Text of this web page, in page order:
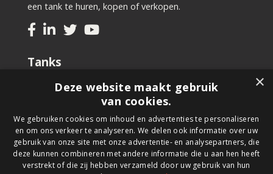
een tank te huren, kopen of verkopen.
Tanks
Tweedehands kopen
Nieuwe tank kopen
Tank verkopen
Aanpassingen aan uw tank
×
Deze website maakt gebruik
van cookies.
We gebruiken cookies om inhoud en advertenties te personaliseren
en om ons verkeer te analyseren. We delen ook informatie over uw
gebruik van onze site met onze advertentie- en analysepartners, die
deze kunnen combineren met andere informatie die u aan hen heeft
verstrekt of die zij hebben verzameld door uw gebruik van hun